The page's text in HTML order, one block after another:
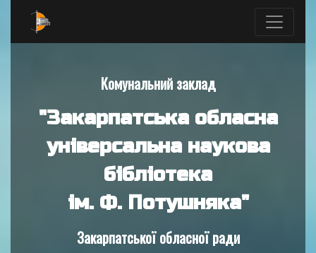
Комунальний заклад
"Закарпатська обласна
універсальна наукова
бібліотека
ім. Ф. Потушняка"
Закарпатської обласної ради